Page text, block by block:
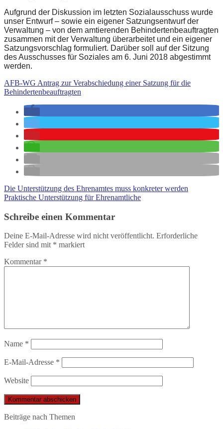
Aufgrund der Diskussion im letzten Sozialausschuss wurde
unser Entwurf – sowie ein eigener Satzungsentwurf der
Verwaltung – von dem amtierenden Behindertenbeauftragten
zusammen mit der Verwaltung überarbeitet und ein eigener
Satzungsvorschlag formuliert. Darüber soll auf der Sitzung
des Ausschusses für Soziales am 6. Juni 2018 abgestimmt
werden.
AFB-WG Antrag zur Verabschiedung einer Satzung für die
Behindertenbeauftragten
Die Unterstützung des Ehrenamtes muss konkreter werden
Praktische Unterstützung für Ehrenamtliche
Schreibe einen Kommentar
Deine E-Mail-Adresse wird nicht veröffentlicht. Erforderliche
Felder sind mit * markiert
Kommentar *
Name *
E-Mail-Adresse *
Website
Beiträge nach Themen